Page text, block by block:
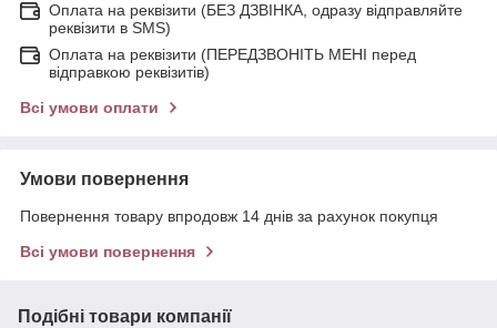
Оплата на реквізити (БЕЗ ДЗВІНКА, одразу відправляйте
реквізити в SMS)
Оплата на реквізити (ПЕРЕДЗВОНІТЬ МЕНІ перед
відправкою реквізитів)
Всі умови оплати
Умови повернення
Повернення товару впродовж 14 днів за рахунок покупця
Всі умови повернення
Подібні товари компанії